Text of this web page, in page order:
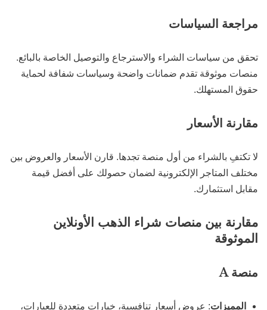
مراجعة السياسات
تحقق من سياسات الشراء والاسترجاع والتوصيل الخاصة بالبائع.
منصات موثوقة تقدم ضمانات واضحة وسياسات شفافة لحماية
حقوق المستهلك.
مقارنة الأسعار
لا تكتفِ بالشراء من أول منصة تجدها. قارن الأسعار والعروض بين
مختلف المتاجر الإلكترونية لضمان حصولك على أفضل قيمة
مقابل استثمارك.
مقارنة بين منصات شراء الذهب الأونلاين
الموثوقة
منصة A
المميزات: عروض أسعار تنافسية، خيارات متعددة للعيارات،